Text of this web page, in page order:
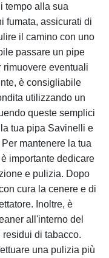
tempo alla sua
fumata, assicurati di
il camino con uno
passare un pipe
eventuali
è consigliabile
utilizzando un
queste semplici
tua pipa Savinelli e
mantenere la tua
importante dedicare
e pulizia. Dopo
cura la cenere e di
Inoltre, è
all'interno del
di tabacco.
una pulizia più